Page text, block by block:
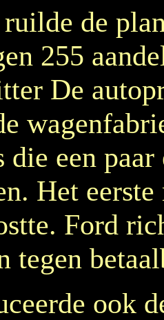
de
255
De
die een
Het
Ford
tegen
ook